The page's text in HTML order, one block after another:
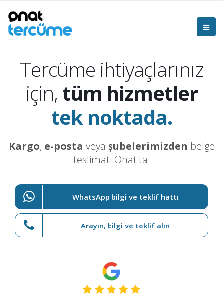
Tercüme ihtiyaçlarınız
için, tüm hizmetler
tek noktada.
Kargo, e-posta veya şubelerimizden belge
teslimatı Onat'ta.
WhatsApp bilgi ve teklif hattı
Arayın, bilgi ve teklif alın